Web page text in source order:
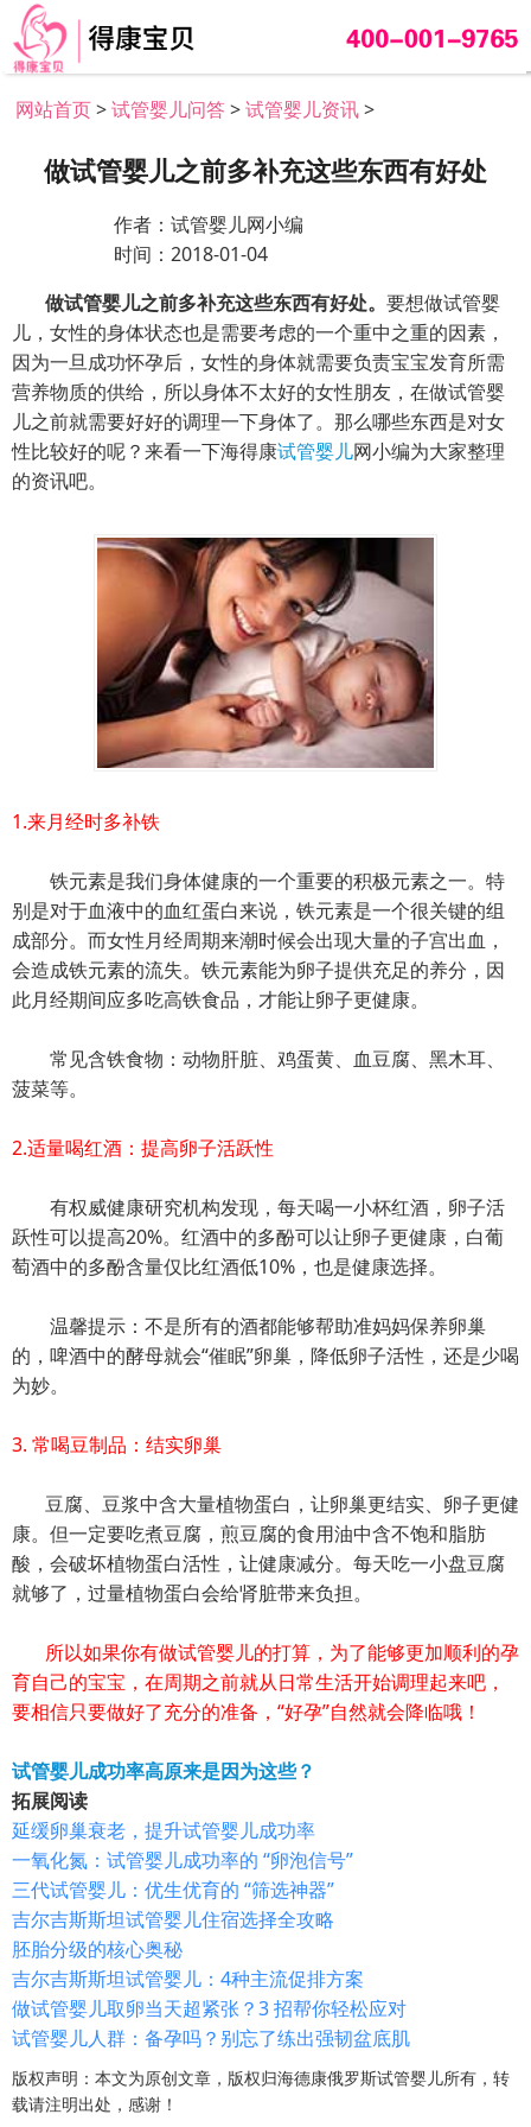
网站首页>试管婴儿问答>试管婴儿资讯>
做试管婴儿之前多补充这些东西有好处
作者：试管婴儿网小编
时间：2018-01-04
做试管婴儿之前多补充这些东西有好处。 要想做试管婴
儿，女性的身体状态也是需要考虑的一个重中之重的因素，
因为一旦成功怀孕后，女性的身体就需要负责宝宝发育所需
营养物质的供给，所以身体不太好的女性朋友，在做试管婴
儿之前就需要好好的调理一下身体了。那么哪些东西是对女
性比较好的呢？来看一下海得康试管婴儿网小编为大家整理
的资讯吧。
1.来月经时多补铁
铁元素是我们身体健康的一个重要的积极元素之一。特
别是对于血液中的血红蛋白来说，铁元素是一个很关键的组
成部分。而女性月经周期来潮时候会出现大量的子宫出血，
会造成铁元素的流失。铁元素能为卵子提供充足的养分，因
此月经期间应多吃高铁食品，才能让卵子更健康。
常见含铁食物：动物肝脏、鸡蛋黄、血豆腐、黑木耳、
菠菜等。
2.适量喝红酒：提高卵子活跃性
有权威健康研究机构发现，每天喝一小杯红酒，卵子活
跃性可以提高20%。红酒中的多酚可以让卵子更健康，白葡
萄酒中的多酚含量仅比红酒低10%，也是健康选择。
温馨提示：不是所有的酒都能够帮助准妈妈保养卵巢
的，啤酒中的酵母就会“催眠”卵巢，降低卵子活性，还是少喝
为妙。
3. 常喝豆制品：结实卵巢
豆腐、豆浆中含大量植物蛋白，让卵巢更结实、卵子更健
康。但一定要吃煮豆腐，煎豆腐的食用油中含不饱和脂肪
酸，会破坏植物蛋白活性，让健康减分。每天吃一小盘豆腐
就够了，过量植物蛋白会给肾脏带来负担。
所以如果你有做试管婴儿的打算，为了能够更加顺利的孕
育自己的宝宝，在周期之前就从日常生活开始调理起来吧，
要相信只要做好了充分的准备，“好孕”自然就会降临哦！
试管婴儿成功率高原来是因为这些？
拓展阅读
延缓卵巢衰老，提升试管婴儿成功率
一氧化氮：试管婴儿成功率的 “卵泡信号”
三代试管婴儿：优生优育的 “筛选神器”
吉尔吉斯斯坦试管婴儿住宿选择全攻略
胚胎分级的核心奥秘
吉尔吉斯斯坦试管婴儿：4种主流促排方案
做试管婴儿取卵当天超紧张？3 招帮你轻松应对
试管婴儿人群：备孕吗？别忘了练出强韧盆底肌
版权声明：本文为原创文章，版权归海德康俄罗斯试管婴儿所有，转
载请注明出处，感谢！